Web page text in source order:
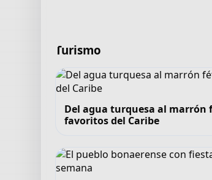
Turismo
Del agua turquesa al marrón
favoritos del Caribe